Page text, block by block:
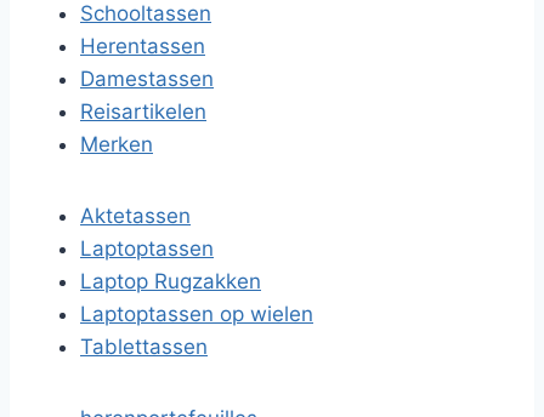
Schooltassen
Herentassen
Damestassen
Reisartikelen
Merken
Aktetassen
Laptoptassen
Laptop Rugzakken
Laptoptassen op wielen
Tablettassen